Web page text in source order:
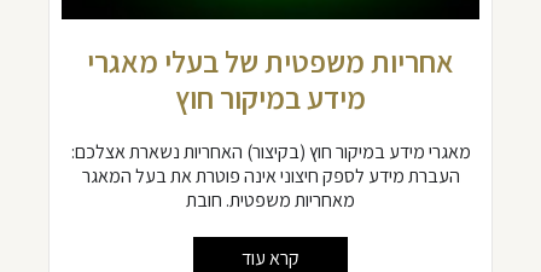
אחריות משפטית של בעלי מאגרי
מידע במיקור חוץ
מאגרי מידע במיקור חוץ (בקיצור) האחריות נשארת אצלכם:
העברת מידע לספק חיצוני אינה פוטרת את בעל המאגר
מאחריות משפטית. חובת
קרא עוד